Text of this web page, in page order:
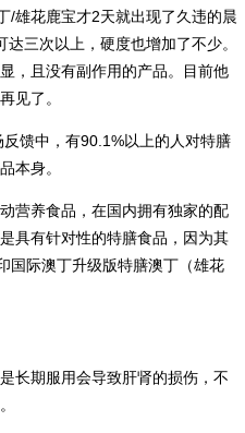
/雄花鹿宝才2天就出现了久违的晨
三次以上，硬度也增加了不少。
，且没有副作用的产品。目前他
见了。
馈中，有90.1%以上的人对特膳
本身。
营养食品，在国内拥有独家的配
具有针对性的特膳食品，因为其
国际澳丁升级版特膳澳丁（雄花
长期服用会导致肝肾的损伤，不